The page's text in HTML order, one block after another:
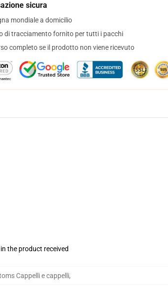
sicura
mondiale a domicilio
di tracciamento fornito per tutti i pacchi
completo se il prodotto non viene ricevuto
the product received
Cappelli e cappelli,